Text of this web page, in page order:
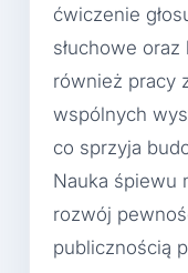
ćwiczenie
słuchowe
również pracy
wspólnych
co sprzyja
Nauka śpiewu
rozwój
publicznością